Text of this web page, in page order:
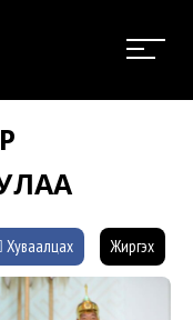
Хуваалцах Жиргэх